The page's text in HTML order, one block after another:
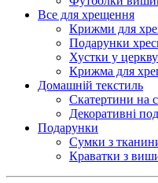
Все для хрещення
Крижми для
Подарунки
Хустки у церкву
Крижма для
Домашній текстиль
Скатертини на
Декоративні
Подарунки
Сумки з
Краватки з